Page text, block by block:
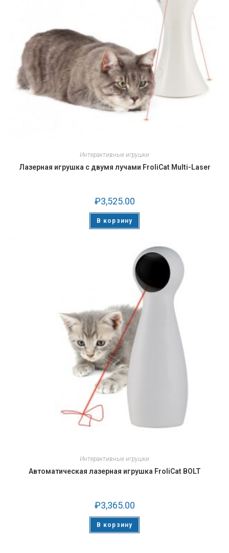
Интерактивные игрушки
Лазерная игрушка с двумя лучами FroliCat Multi-Laser
₽3,525.00
В корзину
Интерактивные игрушки
Автоматическая лазерная игрушка FroliCat BOLT
₽3,365.00
В корзину